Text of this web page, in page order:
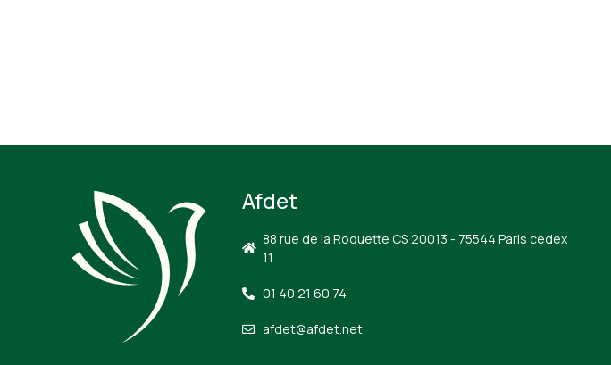
Afdet
88 rue de la Roquette CS 20013 - 75544 Paris cedex
11
01 40 21 60 74
afdet@afdet.net